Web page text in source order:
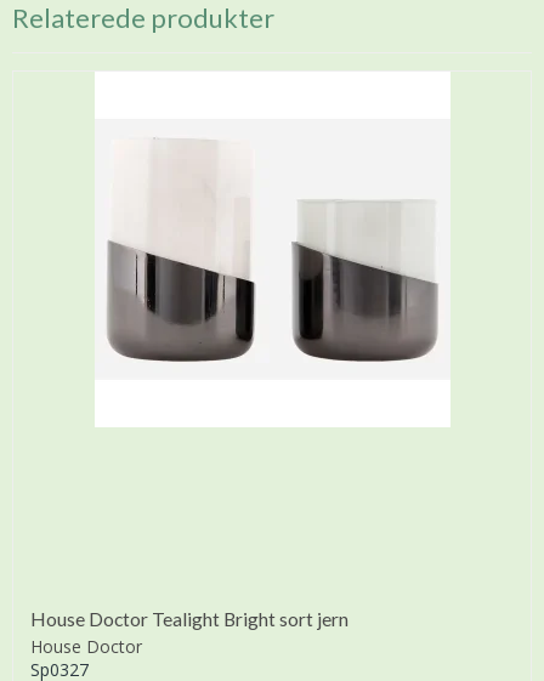
Relaterede produkter
House Doctor Tealight Bright sort jern
House Doctor
Sp0327